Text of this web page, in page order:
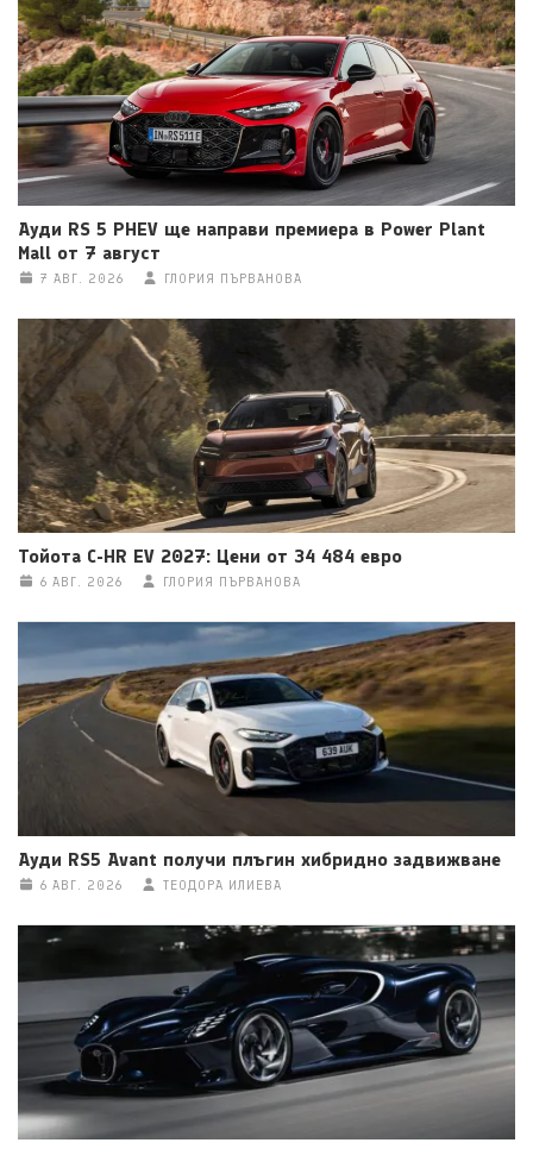
Ауди RS 5 PHEV ще направи премиера в Power Plant
Mall от 7 август
7 АВГ. 2026 ГЛОРИЯ ПЪРВАНОВА
Тойота C-HR EV 2027: Цени от 34 484 евро
6 АВГ. 2026 ГЛОРИЯ ПЪРВАНОВА
Ауди RS5 Avant получи плъгин хибридно задвижване
6 АВГ. 2026 ТЕОДОРА ИЛИЕВА